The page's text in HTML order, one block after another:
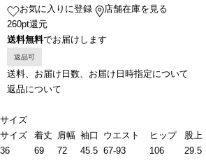
お気に入りに登録
店舗在庫を見る
260pt還元
送料無料でお届けします
返品可
送料、お届け日数、お届け日時指定について
返品について
サイズ
サイズ
着丈 肩幅 袖口 ウエスト ヒップ 股上
36
69 72 45.5 67-93 106 29.5